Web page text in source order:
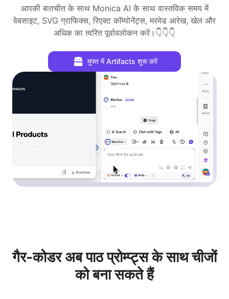
आपकी बातचीत के साथ Monica AI के साथ वास्तविक समय में
वेबसाइट, SVG ग्राफिक्स, रिएक्ट कॉम्पोनेंट्स, मरमेड आरेख, खेल और
अधिक का त्वरित पूर्वावलोकन करें।👇👇👇
मुफ्त में Artifacts शुरू करें
गैर-कोडर अब पाठ प्रोम्प्ट्स के साथ चीजों
को बना सकते हैं